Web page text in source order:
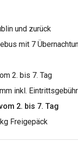
und zurück
mit 7
2. bis 7. Tag
inkl.
2. bis 7. Tag
Freigepäck